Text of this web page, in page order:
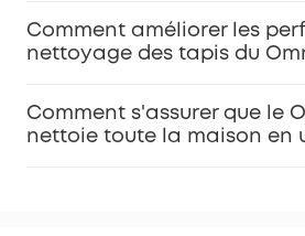
Comment améliorer les
nettoyage des tapis du
Comment s'assurer que le
nettoie toute la maison en